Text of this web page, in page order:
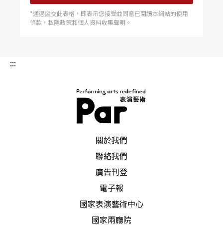
*通過遞交此表格，即表示您接受並同意已閱讀本網站的使用
條款，私隱政策和個人資料收集聲明。
:::
關於我們
聯絡我們
廣告刊登
電子報
國家表演藝術中心
國家兩廳院